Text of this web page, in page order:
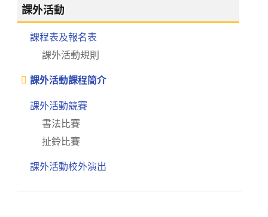
課外活動
課程表及報名表
課外活動規則
課外活動課程簡介
課外活動競賽
書法比賽
扯鈴比賽
課外活動校外演出